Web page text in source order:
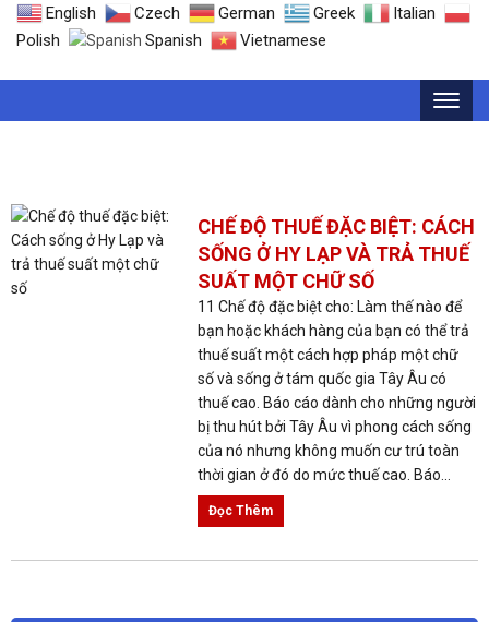
English Czech German Greek
Italian
Polish
Spanish Vietnamese
SỐNG Ở HY LẠP VÀ TRẢ THUẾ
SUẤT MỘT CHỮ SỐ
11 Chế độ đặc biệt cho: Làm thế nào để
bạn hoặc khách hàng của bạn có thể trả
thuế suất một cách hợp pháp một chữ
số và sống ở tám quốc gia Tây Âu có
thuế cao. Báo cáo dành cho những người
bị thu hút bởi Tây Âu vì phong cách sống
của nó nhưng không muốn cư trú toàn
thời gian ở đó do mức thuế cao. Báo...